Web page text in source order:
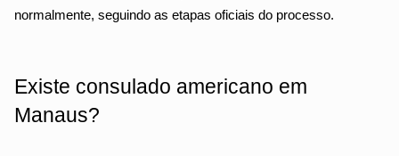
normalmente, seguindo as etapas oficiais do processo.
Existe consulado americano em
Manaus?